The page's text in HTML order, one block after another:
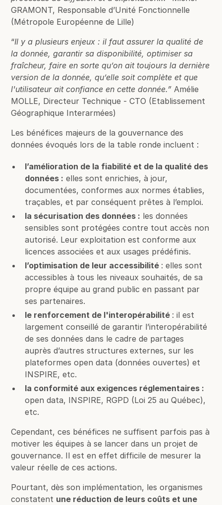
GRAMONT, Responsable d’Unité Fonctionnelle
(Métropole Européenne de Lille)
“Il y a plusieurs enjeux : il faut assurer la qualité de
la donnée, garantir sa disponibilité, optimiser sa
fraîcheur, faire en sorte qu’on ait toujours la dernière
version de la donnée, qu’elle soit complète et que
l'utilisateur ait confiance en cette donnée.” Amélie
MOLLE, Directeur Technique - CTO (Etablissement
Géographique Interarmées)
Les bénéfices majeurs de la gouvernance des
données évoqués lors de la table ronde incluent :
l’amélioration de la fiabilité et de la qualité des
données : elles sont enrichies, à jour,
documentées, conformes aux normes établies,
traçables, et par conséquent prêtes à l’emploi.
la sécurisation des données : les données
sensibles sont protégées contre tout accès non
autorisé. Leur exploitation est conforme aux
licences associées et aux usages prédéfinis.
l’optimisation de leur accessibilité : elles sont
accessibles à tous les niveaux souhaités, de sa
propre équipe au grand public en passant par
ses partenaires.
le renforcement de l'interopérabilité : il est
largement conseillé de garantir l’interopérabilité
de ses données dans le cadre de partages
auprès d’autres structures externes, sur les
plateformes open data (données ouvertes) et
INSPIRE, etc.
la conformité aux exigences réglementaires :
open data, INSPIRE, RGPD (Loi 25 au Québec),
etc.
Cependant, ces bénéfices ne suffisent parfois pas à
motiver les équipes à se lancer dans un projet de
gouvernance. Il est en effet difficile de mesurer la
valeur réelle de ces actions.
Pourtant, dès son implémentation, les organismes
constatent une réduction de leurs coûts et une